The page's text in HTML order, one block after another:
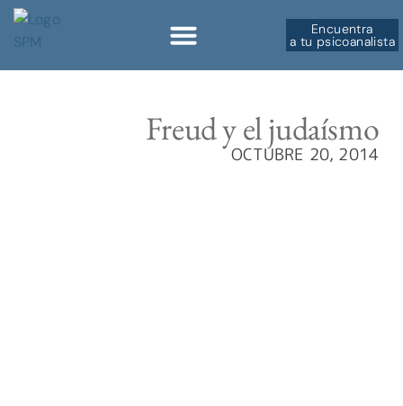
Encuentra
a tu psicoanalista
Freud y el judaísmo
OCTUBRE 20, 2014